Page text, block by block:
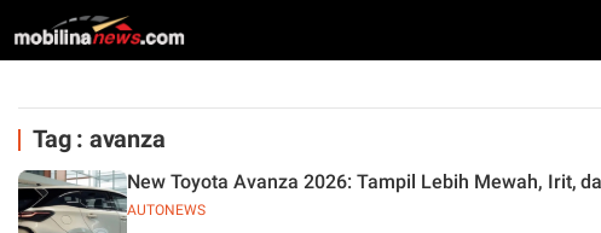
Tag : avanza
AUTONEWS
New Toyota Avanza 2026: Tampil Lebih Mewah, Irit,